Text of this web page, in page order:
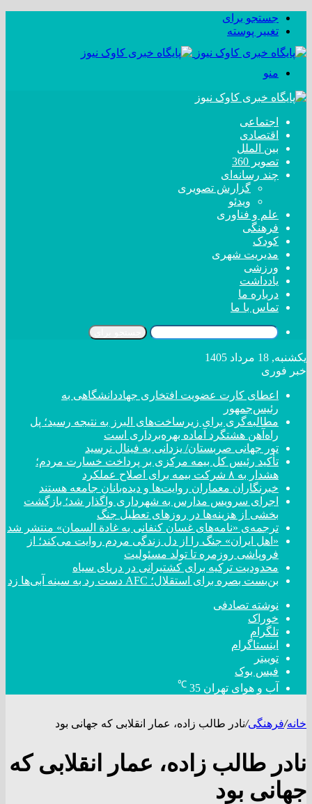
جستجو برای
تغییر پوسته
منو
اجتماعی
اقتصادی
بین الملل
تصویر 360
چند رسانه‌ای
گزارش تصویری
ویدئو
علم و فناوری
فرهنگی
کودک
مدیریت شهری
ورزشی
یادداشت
درباره ما
تماس با ما
یکشنبه, 18 مرداد 1405
خبر فوری
اعطای کارت عضویت افتخاری جهاددانشگاهی به
رئیس‌جمهور
مطالبه‌گری برای زیرساخت‌های البرز به نتیجه رسید؛ پل
راه‌آهن هشتگرد آماده بهره‌برداری است
تور جهانی صربستان/ یزدانی به فینال نرسید
تأکید رئیس کل بیمه مرکزی بر پرداخت خسارت مردم؛
هشدار به ۸ شرکت‌ بیمه برای اصلاح عملکرد
خبرنگاران معماران روایت‌ها و دیده‌بانان جامعه هستند
اجرای سرویس مدارس به شهرداری واگذار شد؛ بازگشت
بخشی از هزینه‌ها در روزهای تعطیل جنگ
ترجمه‌ی «نامه‌های غسان کنفانی به غادة السمان» منتشر شد
«اهل ایران» جنگ را از دل زندگی مردم روایت می‌کند؛ از
فروپاشی روزمره تا تولد مسئولیت
محدودیت ترکیه برای کشتیرانی در دریای سیاه
بن‌بست بصره برای استقلال؛ AFC دست رد به سینه آبی‌ها زد
نوشته تصادفی
خوراک
تلگرام
اینستاگرام
توییتر
فیس بوک
آب و هوای تهران 35
℃
خانه/فرهنگی/نادر طالب زاده، عمار انقلابی که جهانی بود
نادر طالب زاده، عمار انقلابی که
جهانی بود